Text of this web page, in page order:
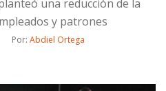
una reducción de la
y patrones
Por: Abdiel Ortega